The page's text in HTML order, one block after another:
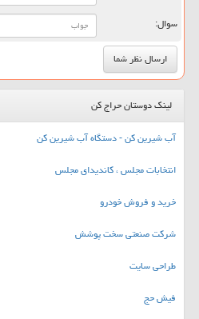
سوال:
لینک دوستان حراج کن
آب شیرین کن - دستگاه آب شیرین کن
انتخابات مجلس ، کاندیدای مجلس
خرید و فروش خودرو
شرکت صنعتی سخت پوشش
طراحی سایت
فیش حج